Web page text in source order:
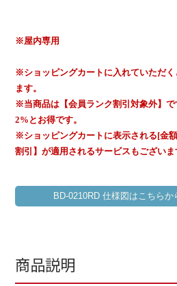
※屋内専用
※ショッピングカートに入れていただ
ます。
※当商品は【会員ランク割引対象外】
2%とお得です。
※ショッピングカートに表示される[金
割引】が適用されるサービスもございま
BD-0210RD 仕様図はこちらか
商品説明